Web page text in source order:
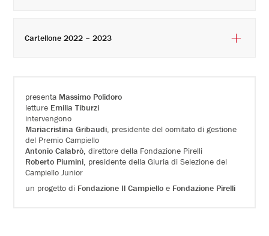
presenta Massimo Polidoro
letture Emilia Tiburzi
intervengono
Mariacristina Gribaudi , presidente del comitato di gestione
del Premio Campiello
Antonio Calabrò , direttore della Fondazione Pirelli
Roberto Piumini , presidente della Giuria di Selezione del
Campiello Junior
un progetto di Fondazione Il Campiello e Fondazione Pirelli
Cartellone 2022 – 2023